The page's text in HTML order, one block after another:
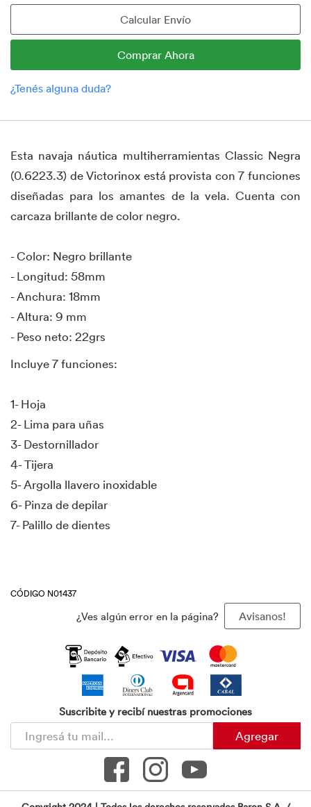
Esta navaja náutica multiherramientas Classic Negra
(0.6223.3) de Victorinox está provista con 7 funciones
diseñadas para los amantes de la vela. Cuenta con
carcaza brillante de color negro.
- Color: Negro brillante
- Longitud: 58mm
- Anchura: 18mm
- Altura: 9 mm
- Peso neto: 22grs
Incluye 7 funciones:
1- Hoja
2- Lima para uñas
3- Destornillador
4- Tijera
5- Argolla llavero inoxidable
6- Pinza de depilar
7- Palillo de dientes
CÓDIGO N01437
¿Ves algún error en la página? Avisanos!
Suscribite y recibí nuestras promociones
Agregar